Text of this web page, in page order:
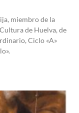
miembro de la
de Huelva, de
Ciclo «A»